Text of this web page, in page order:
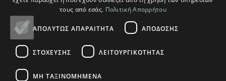
© Plikas Home 2026
τους από εσάς. Πολιτική Απορρήτου
ΑΠΟΛΎΤΩΣ ΑΠΑΡΑΊΤΗΤΑ ΑΠΌΔΟΣΗΣ
ΣΤΌΧΕΥΣΗΣ ΛΕΙΤΟΥΡΓΙΚΌΤΗΤΑΣ
ΜΗ ΤΑΞΙΝΟΜΗΜΈΝΑ